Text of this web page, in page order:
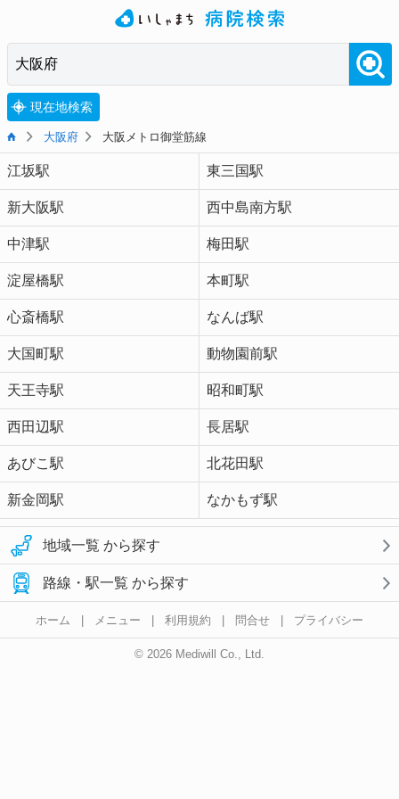
現在地検索
大阪府 大阪メトロ御堂筋線
江坂駅 東三国駅
新大阪駅 西中島南方駅
中津駅 梅田駅
淀屋橋駅 本町駅
心斎橋駅 なんば駅
大国町駅 動物園前駅
天王寺駅 昭和町駅
西田辺駅 長居駅
あびこ駅 北花田駅
新金岡駅 なかもず駅
地域一覧 から探す
路線・駅一覧 から探す
ホーム | メニュー | 利用規約 | 問合せ | プライバシー
© 2026 Mediwill Co., Ltd.